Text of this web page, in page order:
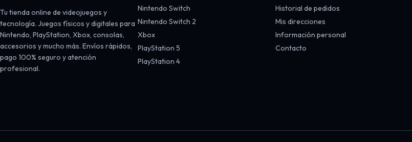
Tu tienda online de videojuegos y
tecnología. Juegos físicos y digitales para
Nintendo, PlayStation, Xbox, consolas,
accesorios y mucho más. Envíos rápidos,
pago 100% seguro y atención
profesional.
Nintendo Switch
Nintendo Switch 2
Xbox
PlayStation 5
PlayStation 4
Historial de pedidos
Mis direcciones
Información personal
Contacto